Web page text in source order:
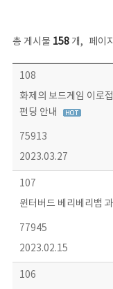
총 게시물 158개, 페이지
콘텐츠이슈 목록 - 번호, 제목, 작성자, 파일, 조회수, 작성일 정보 제공
108
화제의 보드게임 이로
펀딩 안내
75913
2023.03.27
107
윈터버드 베리베리뱁
77945
2023.02.15
106